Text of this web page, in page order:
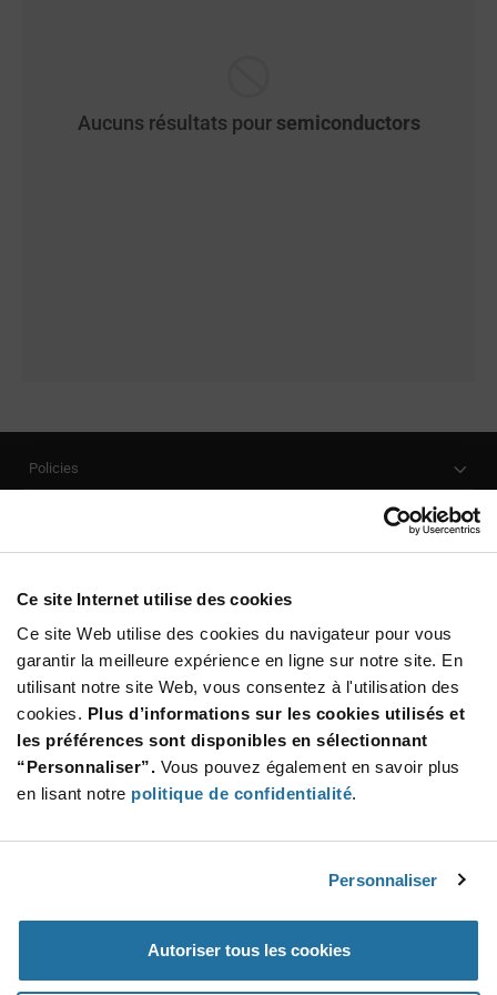
Ce site Internet utilise des cookies
Ce site Web utilise des cookies du navigateur pour vous
garantir la meilleure expérience en ligne sur notre site. En
utilisant notre site Web, vous consentez à l'utilisation des
cookies. Plus d’informations sur les cookies utilisés et
les préférences sont disponibles en sélectionnant
“Personnaliser”. Vous pouvez également en savoir plus
en lisant notre politique de confidentialité.
Personnaliser
Autoriser tous les cookies
Aucuns résultats pour semiconductors
Policies
Customer Care
Stay Connected!
SUBSCRIBE TO OUR NEWSLETTER
Be at the Forefront of New Technology Innovations
subscribe
button
SUBSCRIBE
Terms & Conditions|Terms of Use|Accessibility